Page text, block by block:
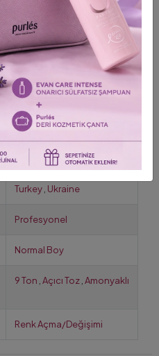
uygulamadan önce 48 saat
kızarıklık oluşursa, bu
bir önlem olup garanti
Yoğun batma,
hissi veya nefes almada
hemen ılık suyla
Yeni bir açıcı ürünü
başvurun.
Erkek Frau
Turkey Ukraine
Profesyonel
Normal Boy
9 Ton Açıcı Toz Amonyaklı
Renk Açma/Değişimi